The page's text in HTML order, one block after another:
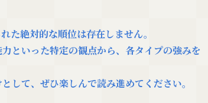
絶対的な順位は存在しません。
といった特定の観点から、各タイプの強みを
して、ぜひ楽しんで読み進めてください。